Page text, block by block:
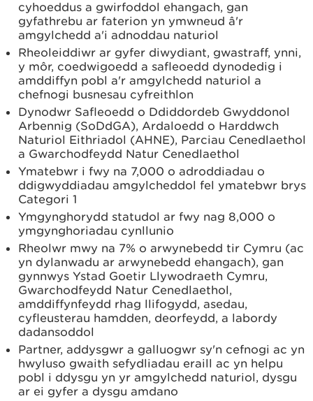
cyhoeddus a gwirfoddol ehangach, gan
gyfathrebu ar faterion yn ymwneud â'r
amgylchedd a'i adnoddau naturiol
Rheoleiddiwr ar gyfer diwydiant, gwastraff, ynni,
y môr, coedwigoedd a safleoedd dynodedig i
amddiffyn pobl a'r amgylchedd naturiol a
chefnogi busnesau cyfreithlon
Dynodwr Safleoedd o Ddiddordeb Gwyddonol
Arbennig (SoDdGA), Ardaloedd o Harddwch
Naturiol Eithriadol (AHNE), Parciau Cenedlaethol
a Gwarchodfeydd Natur Cenedlaethol
Ymatebwr i fwy na 7,000 o adroddiadau o
ddigwyddiadau amgylcheddol fel ymatebwr brys
Categori 1
Ymgynghorydd statudol ar fwy nag 8,000 o
ymgynghoriadau cynllunio
Rheolwr mwy na 7% o arwynebedd tir Cymru (ac
yn dylanwadu ar arwynebedd ehangach), gan
gynnwys Ystad Goetir Llywodraeth Cymru,
Gwarchodfeydd Natur Cenedlaethol,
amddiffynfeydd rhag llifogydd, asedau,
cyfleusterau hamdden, deorfeydd, a labordy
dadansoddol
Partner, addysgwr a galluogwr sy'n cefnogi ac yn
hwyluso gwaith sefydliadau eraill ac yn helpu
pobl i ddysgu yn yr amgylchedd naturiol, dysgu
ar ei gyfer a dysgu amdano